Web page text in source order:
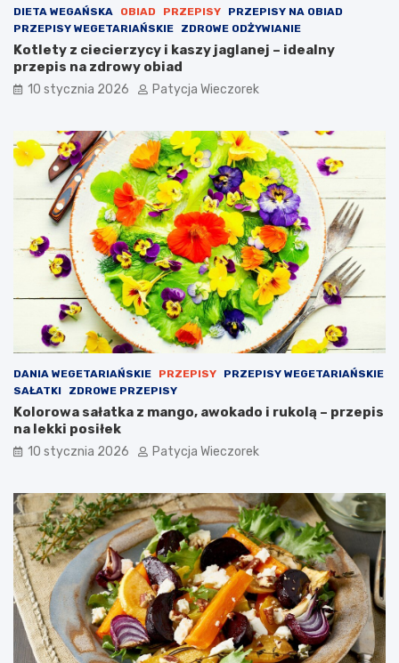
DIETA WEGAŃSKA OBIAD PRZEPISY
PRZEPISY NA OBIAD
PRZEPISY WEGETARIAŃSKIE
ZDROWE ODŻYWIANIE
Kotlety z ciecierzycy i kaszy jaglanej – idealny
przepis na zdrowy obiad
10 stycznia 2026 Patycja Wieczorek
DANIA WEGETARIAŃSKIE PRZEPISY
PRZEPISY WEGETARIAŃSKIE
SAŁATKI
ZDROWE PRZEPISY
Kolorowa sałatka z mango, awokado i rukolą – przepis
na lekki posiłek
10 stycznia 2026 Patycja Wieczorek